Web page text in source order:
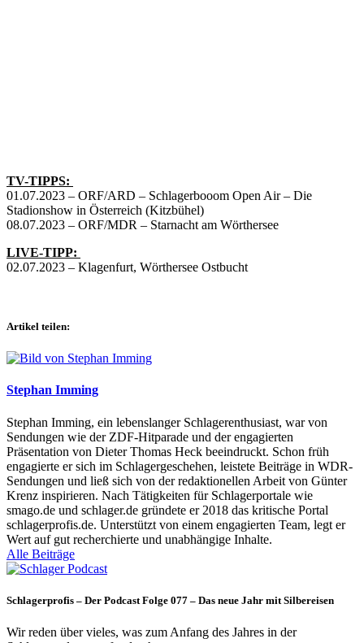
TV-TIPPS:
01.07.2023 – ORF/ARD – Schlagerbooom Open Air – Die
Stadionshow in Österreich (Kitzbühel)
08.07.2023 – ORF/MDR – Starnacht am Wörthersee
LIVE-TIPP:
02.07.2023 – Klagenfurt, Wörthersee Ostbucht
Artikel teilen:
Stephan Imming
Stephan Imming, ein lebenslanger Schlagerenthusiast, war von
Sendungen wie der ZDF-Hitparade und der engagierten
Präsentation von Dieter Thomas Heck beeindruckt. Schon früh
engagierte er sich im Schlagergeschehen, leistete Beiträge in WDR-
Sendungen und ließ sich von der redaktionellen Arbeit von Günter
Krenz inspirieren. Nach Tätigkeiten für Schlagerportale wie
smago.de und schlager.de gründete er 2018 das kritische Portal
schlagerprofis.de. Unterstützt von einem engagierten Team, legt er
Wert auf gut recherchierte und unabhängige Inhalte.
Alle Beiträge
Schlagerprofis – Der Podcast Folge 077 – Das neue Jahr mit Silbereisen
Wir reden über vieles, was zum Anfang des Jahres in der